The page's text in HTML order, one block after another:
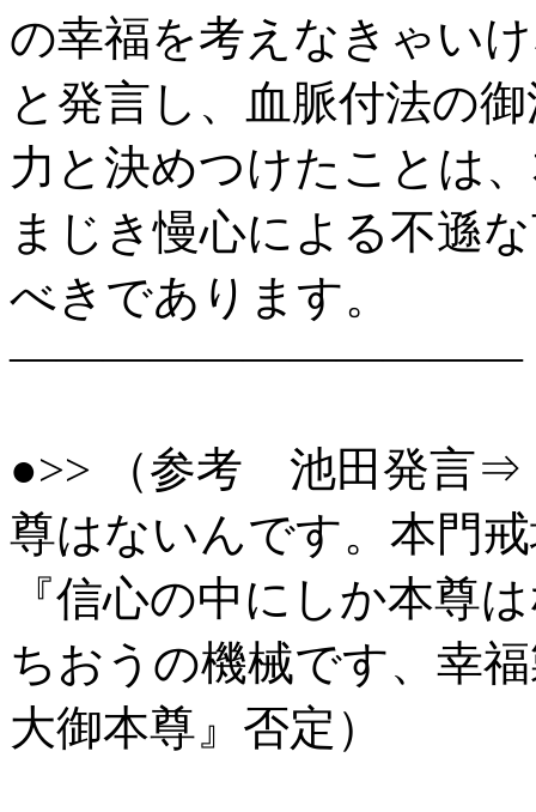
の幸福を考えなきゃい
と発言し、血脈付法の
力と決めつけたことは
まじき慢心による不遜
べきであります。
―――――――――――
●>> （参考 池田発言⇒
尊はないんです。本門
『信心の中にしか本尊
ちおうの機械です、幸
大御本尊』否定）